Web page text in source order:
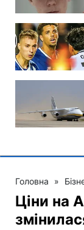
Головна »
Ціни на